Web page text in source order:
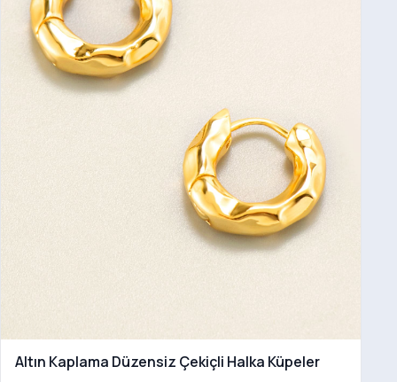
Altın Kaplama Düzensiz Çekiçli Halka Küpeler